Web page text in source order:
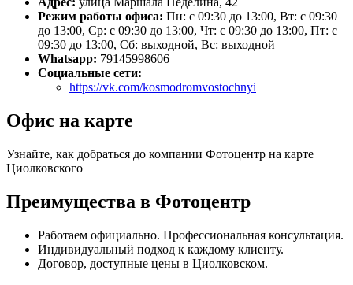
Режим работы офиса: Пн: с 09:30 до 13:00, Вт: с 09:30
до 13:00, Ср: с 09:30 до 13:00, Чт: с 09:30 до 13:00, Пт: с
09:30 до 13:00, Сб: выходной, Вс: выходной
Whatsapp: 79145998606
Социальные сети:
https://vk.com/kosmodromvostochnyi
Офис на карте
Узнайте, как добраться до компании Фотоцентр на карте
Циолковского
Преимущества в Фотоцентр
Работаем официально. Профессиональная консультация.
Индивидуальный подход к каждому клиенту.
Договор, доступные цены в Циолковском.